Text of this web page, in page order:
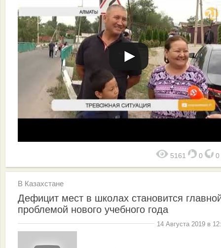
5161 0 0
В Казахстане
Дефицит мест в школах cтановится
проблемой нового учебного года
14 Августа 2019 в